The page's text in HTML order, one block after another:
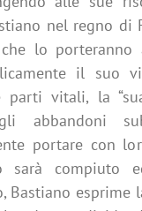
nel regno di
lo porteranno
il suo
parti vitali, la
abbandoni
portare con
sarà compiuto
Bastiano esprime